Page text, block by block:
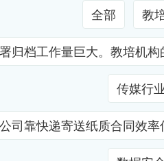
全部 教
归档工作量巨大。教培机
传媒行
司靠快递寄送纸质合同效